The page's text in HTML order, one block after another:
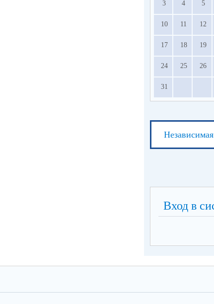
3 4 5
10 11 12
17 18 19
24 25 26
31
Вход в